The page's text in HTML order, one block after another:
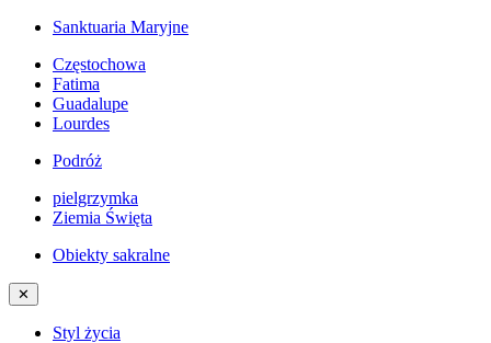
Sanktuaria Maryjne
Częstochowa
Fatima
Guadalupe
Lourdes
Podróż
pielgrzymka
Ziemia Święta
Obiekty sakralne
✕
Styl życia